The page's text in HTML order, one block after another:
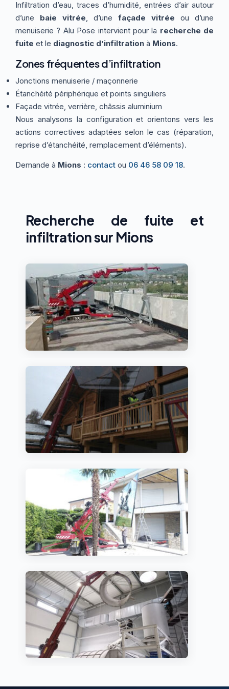
Thermographie ACTUALITÉS
ETRE RAPPELÉ
Infiltration d’eau, traces d’humidité, entrées d’air autour
d’une baie vitrée , d’une façade vitrée ou d’une
menuiserie ? Alu Pose intervient pour la recherche de
fuite et le diagnostic d’infiltration à Mions.
Zones fréquentes d’infiltration
Jonctions menuiserie / maçonnerie
Étanchéité périphérique et points singuliers
Façade vitrée, verrière, châssis aluminium
Nous analysons la configuration et orientons vers les
actions correctives adaptées selon le cas (réparation,
reprise d’étanchéité, remplacement d’éléments).
Demande à Mions : contact ou 06 46 58 09 18.
Recherche de fuite et
infiltration sur Mions